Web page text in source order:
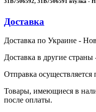
Доставка
Доставка по Украине -
Доставка в другие
Отправка осуществляется
Товары, имеющиеся в
после оплаты.